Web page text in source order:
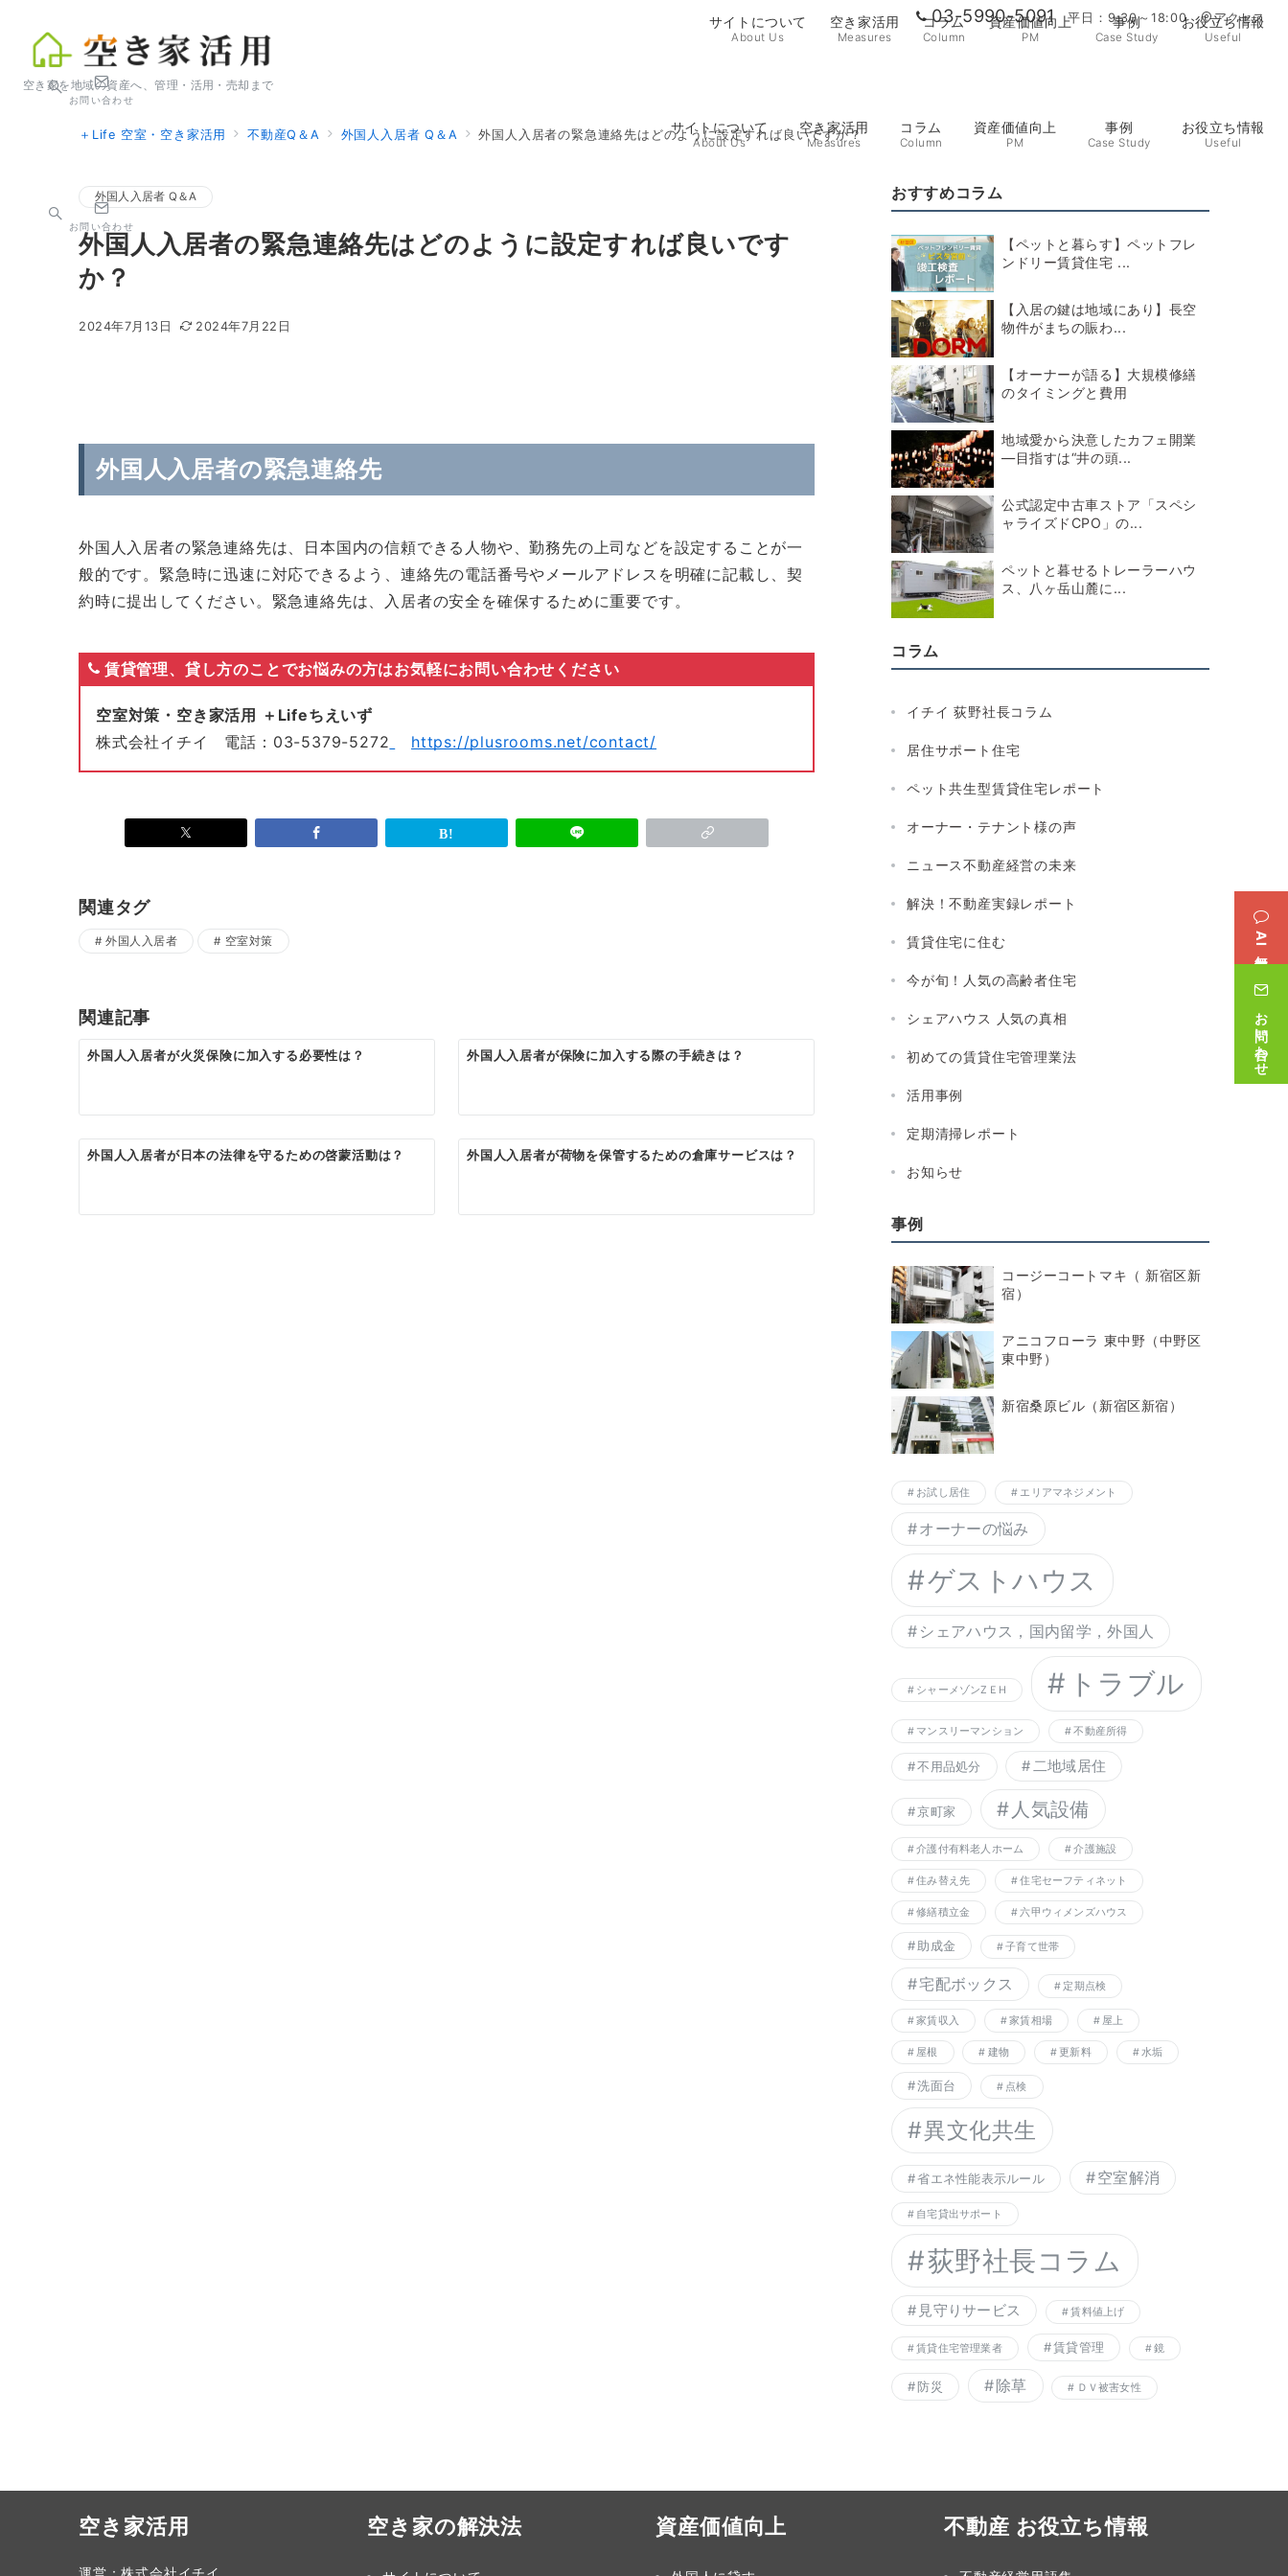
03-5990-5091 平日：9:30～18:00 アクセス
空き家を地域の資産へ、管理・活用・売却まで
サイトについて
About Us
空き家活用
Measures
コラム
Column
資産価値向上
PM
事例
Case Study
お役立ち情報
Useful
お問い合わせ
サイトについて
About Us
空き家活用
Measures
コラム
Column
資産価値向上
PM
事例
Case Study
お役立ち情報
Useful
お問い合わせ
＋Life 空室・空き家活用 不動産Q＆A 外国人入居者 Q＆A 外国人入居者の緊急連絡先はどのように設定すれば良いですか？
外国人入居者 Q＆A
外国人入居者の緊急連絡先はどのように設定すれば良いです
か？
2024年7月13日 2024年7月22日
外国人入居者の緊急連絡先
外国人入居者の緊急連絡先は、日本国内の信頼できる人物や、勤務先の上司などを設定することが一
般的です。緊急時に迅速に対応できるよう、連絡先の電話番号やメールアドレスを明確に記載し、契
約時に提出してください。緊急連絡先は、入居者の安全を確保するために重要です。
賃貸管理、貸し方のことでお悩みの方はお気軽にお問い合わせください
空室対策・空き家活用 ＋Lifeちえいず
株式会社イチイ 電話：03-5379-5272
https://plusrooms.net/contact/
関連タグ
外国人入居者 空室対策
関連記事
外国人入居者が火災保険に加入する必要性は？ 外国人入居者が保険に加入する際の手続きは？
外国人入居者が日本の法律を守るための啓蒙活動は？ 外国人入居者が荷物を保管するための倉庫サービスは？
おすすめコラム
【ペットと暮らす】ペットフレ
ンドリー賃貸住宅 ...
【入居の鍵は地域にあり】長空
物件がまちの賑わ...
【オーナーが語る】大規模修繕
のタイミングと費用
地域愛から決意したカフェ開業
―目指すは“井の頭...
公式認定中古車ストア「スペシ
ャライズドCPO」の...
ペットと暮せるトレーラーハウ
ス、八ヶ岳山麓に...
コラム
イチイ 荻野社長コラム
居住サポート住宅
ペット共生型賃貸住宅レポート
オーナー・テナント様の声
ニュース不動産経営の未来
解決！不動産実録レポート
賃貸住宅に住む
今が旬！人気の高齢者住宅
シェアハウス 人気の真相
初めての賃貸住宅管理業法
活用事例
定期清掃レポート
お知らせ
事例
コージーコートマキ（ 新宿区新
宿）
アニコフローラ 東中野（中野区
東中野）
新宿桑原ビル（新宿区新宿）
お試し居住 エリアマネジメント
オーナーの悩み
ゲストハウス
シェアハウス，国内留学，外国人
シャーメゾンZＥH トラブル
マンスリーマンション 不動産所得
不用品処分 二地域居住
京町家 人気設備
介護付有料老人ホーム 介護施設
住み替え先 住宅セーフティネット
修繕積立金 六甲ウィメンズハウス
助成金 子育て世帯
宅配ボックス 定期点検
家賃収入 家賃相場 屋上
屋根 建物 更新料 水垢
洗面台 点検
異文化共生
省エネ性能表示ルール 空室解消
自宅貸出サポート
荻野社長コラム
見守りサービス 賃料値上げ
賃貸住宅管理業者 賃貸管理 鏡
防災 除草 ＤＶ被害女性
空き家活用
運営：株式会社イチイ
空き家の解決法 資産価値向上 不動産 お役立ち情報
AI無料相談
お問い合わせ